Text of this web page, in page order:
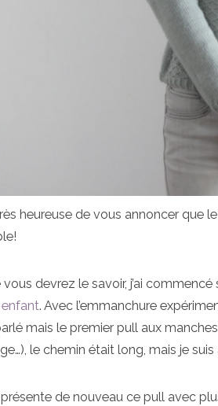
heureuse de vous annoncer que
devrez le savoir, j’ai
. Avec l’emmanchure
mais le premier pull aux
le chemin était long, mais je
de nouveau ce pull avec